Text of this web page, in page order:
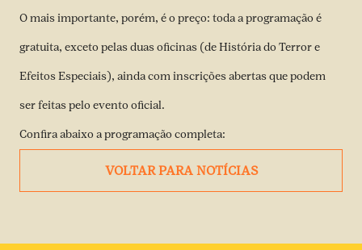
O mais importante, porém, é o preço: toda a programação é
gratuita, exceto pelas duas oficinas (de História do Terror e
Efeitos Especiais), ainda com inscrições abertas que podem
ser feitas pelo evento oficial.
Confira abaixo a programação completa:
VOLTAR PARA NOTÍCIAS